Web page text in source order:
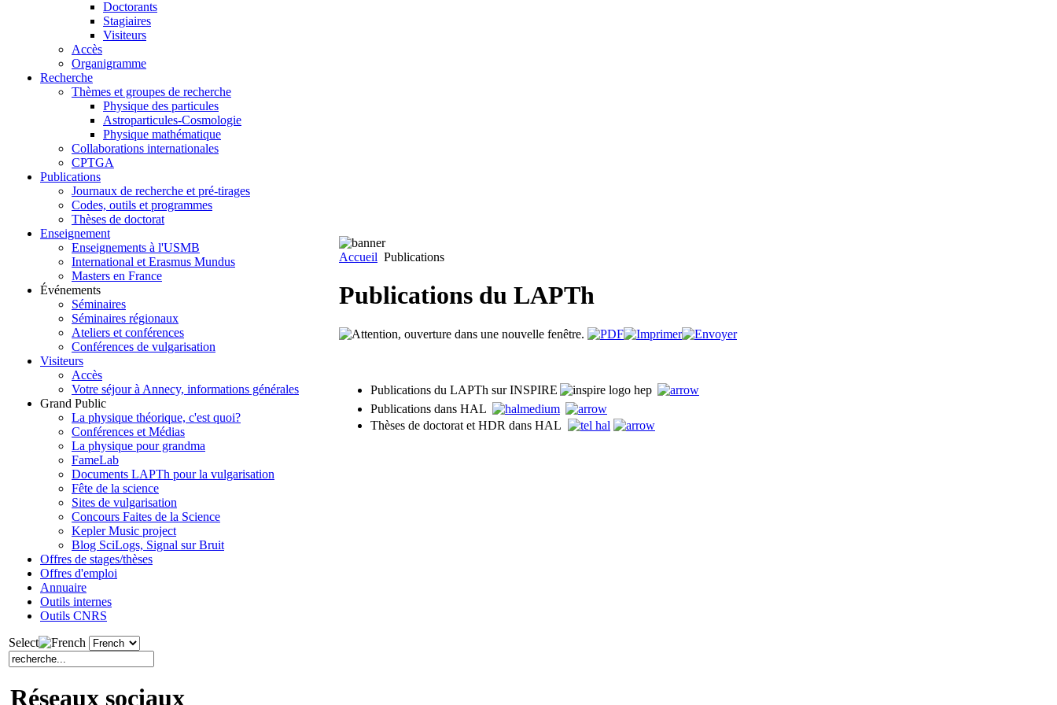
Doctorants
Stagiaires
Visiteurs
Accès
Organigramme
Recherche
Thèmes et groupes de recherche
Physique des particules
Astroparticules-Cosmologie
Physique mathématique
Collaborations internationales
CPTGA
Publications
Journaux de recherche et pré-tirages
Codes, outils et programmes
Thèses de doctorat
Enseignement
Enseignements à l'USMB
International et Erasmus Mundus
Masters en France
Événements
Séminaires
Séminaires régionaux
Ateliers et conférences
Conférences de vulgarisation
Visiteurs
Accès
Votre séjour à Annecy, informations générales
Grand Public
La physique théorique, c'est quoi?
Conférences et Médias
La physique pour grandma
FameLab
Documents LAPTh pour la vulgarisation
Fête de la science
Sites de vulgarisation
Concours Faites de la Science
Kepler Music project
Blog SciLogs, Signal sur Bruit
Offres de stages/thèses
Offres d'emploi
Annuaire
Outils internes
Outils CNRS
Select
Réseaux sociaux
Accueil Publications
Publications du LAPTh
Publications du LAPTh sur INSPIRE
Publications dans HAL
Thèses de doctorat et HDR dans HAL